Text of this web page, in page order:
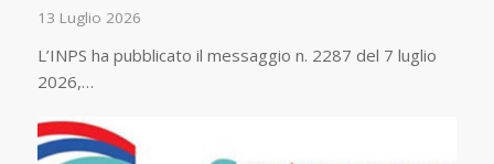
13 Luglio 2026
L’INPS ha pubblicato il messaggio n. 2287 del 7 luglio
2026,…